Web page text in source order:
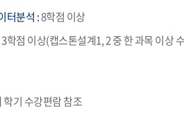
터분석 :8학점 이상
3학점 이상(캡스톤설계1, 2 중 한 과목 이상
학기 수강편람 참조